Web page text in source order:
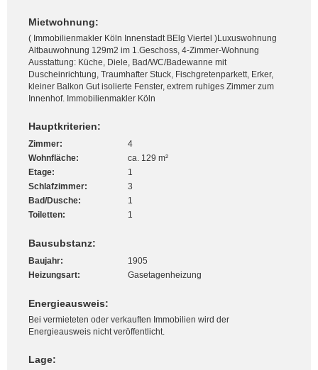
Mietwohnung:
( Immobilienmakler Köln Innenstadt BElg Viertel )Luxuswohnung
Altbauwohnung 129m2 im 1.Geschoss, 4-Zimmer-Wohnung
Ausstattung: Küche, Diele, Bad/WC/Badewanne mit
Duscheinrichtung, Traumhafter Stuck, Fischgretenparkett, Erker,
kleiner Balkon Gut isolierte Fenster, extrem ruhiges Zimmer zum
Innenhof. Immobilienmakler Köln
Hauptkriterien:
Zimmer:
4
Wohnfläche:
ca. 129 m²
Etage:
1
Schlafzimmer:
3
Bad/Dusche:
1
Toiletten:
1
Bausubstanz:
Baujahr:
1905
Heizungsart:
Gasetagenheizung
Energieausweis:
Bei vermieteten oder verkauften Immobilien wird der
Energieausweis nicht veröffentlicht.
Lage: